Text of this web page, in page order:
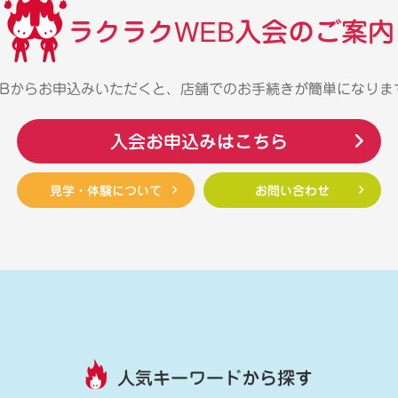
ラクラクWEB入会のご案内
からお申込みいただくと、店舗でのお手続きが簡単になりま
入会お申込みはこちら
見学・体験について お問い合わせ
人気キーワードから探す